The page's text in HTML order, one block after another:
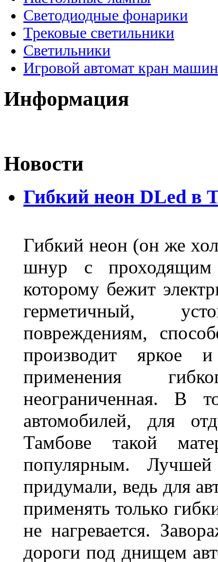
Светодиодные фонарики
Трековые светильники
Светильники
Игровой автомат кран
Информация
Новости
Гибкий неон DLed в
Гибкий неон (он же
шнур с
которому бежит
герметичный,
повреждениям,
производит яркое
применения
неограниченная.
автомобилей, для
Тамбове такой
популярным.
придумали, ведь для
применять только
не нагревается.
дороги под днищем